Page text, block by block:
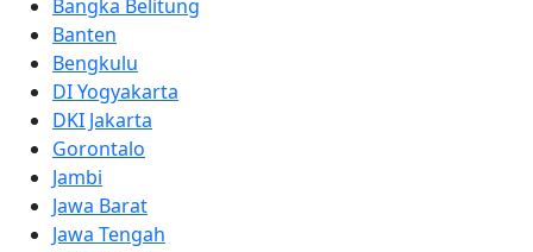
Bangka Belitung
Banten
Bengkulu
DI Yogyakarta
DKI Jakarta
Gorontalo
Jambi
Jawa Barat
Jawa Tengah